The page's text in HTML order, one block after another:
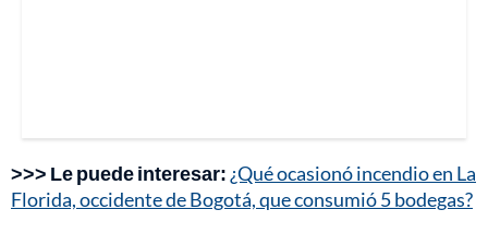
>>> Le puede interesar:¿Qué ocasionó incendio en La
Florida, occidente de Bogotá, que consumió 5 bodegas?